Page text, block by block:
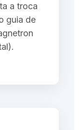
a troca
guia de